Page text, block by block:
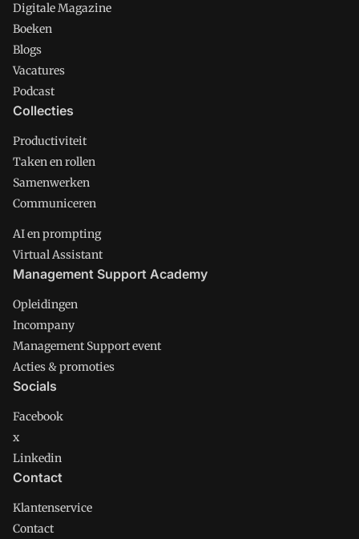
Digitale Magazine
Boeken
Blogs
Vacatures
Podcast
Collecties
Productiviteit
Taken en rollen
Samenwerken
Communiceren
AI en prompting
Virtual Assistant
Management Support Academy
Opleidingen
Incompany
Management Support event
Acties & promoties
Socials
Facebook
x
Linkedin
Contact
Klantenservice
Contact